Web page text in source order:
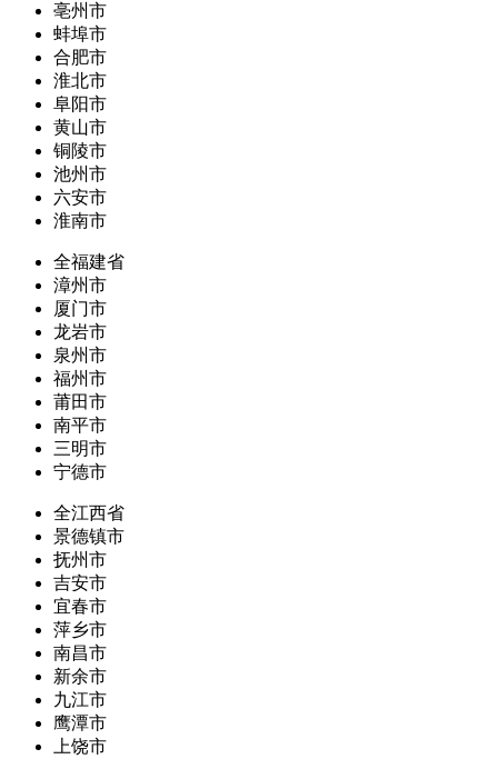
亳州市
蚌埠市
合肥市
淮北市
阜阳市
黄山市
铜陵市
池州市
六安市
淮南市
全福建省
漳州市
厦门市
龙岩市
泉州市
福州市
莆田市
南平市
三明市
宁德市
全江西省
景德镇市
抚州市
吉安市
宜春市
萍乡市
南昌市
新余市
九江市
鹰潭市
上饶市